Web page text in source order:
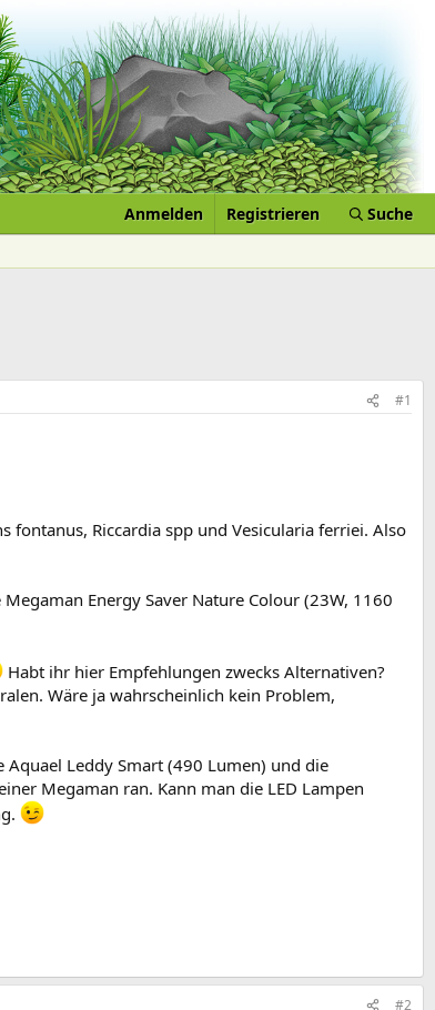
Anmelden Registrieren Suche
#1
fontanus, Riccardia spp und Vesicularia ferriei. Also
Energy Saver Nature Colour (23W, 1160
Habt ihr hier Empfehlungen zwecks Alternativen?
Wäre ja wahrscheinlich kein Problem,
Aquael Leddy Smart (490 Lumen) und die
Megaman ran. Kann man die LED Lampen
#2